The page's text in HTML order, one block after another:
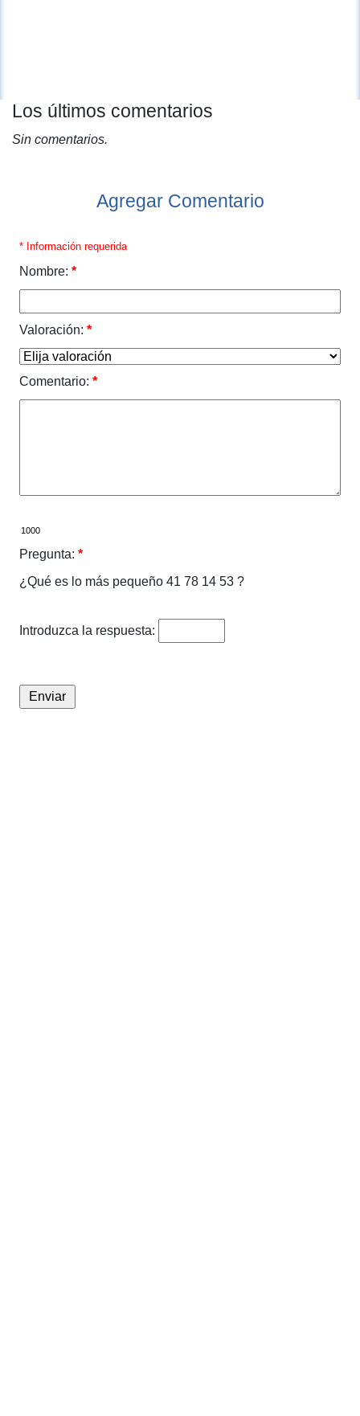
Los últimos comentarios
Sin comentarios.
Agregar Comentario
* Información requerida
Nombre: *
Valoración: *
Comentario: *
Pregunta: *
¿Qué es lo más pequeño 41 78 14 53 ?
Introduzca la respuesta: